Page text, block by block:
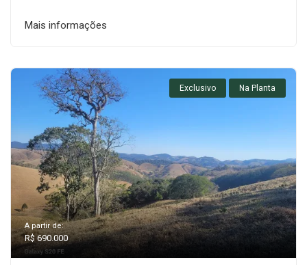
Mais informações
Exclusivo Na Planta
A partir de:
R$ 690.000